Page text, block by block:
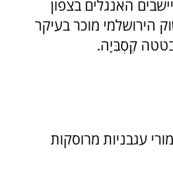
האנגלים בצפון
הירושלמי מוכר בעיקר
קֶסְבִּיָה.